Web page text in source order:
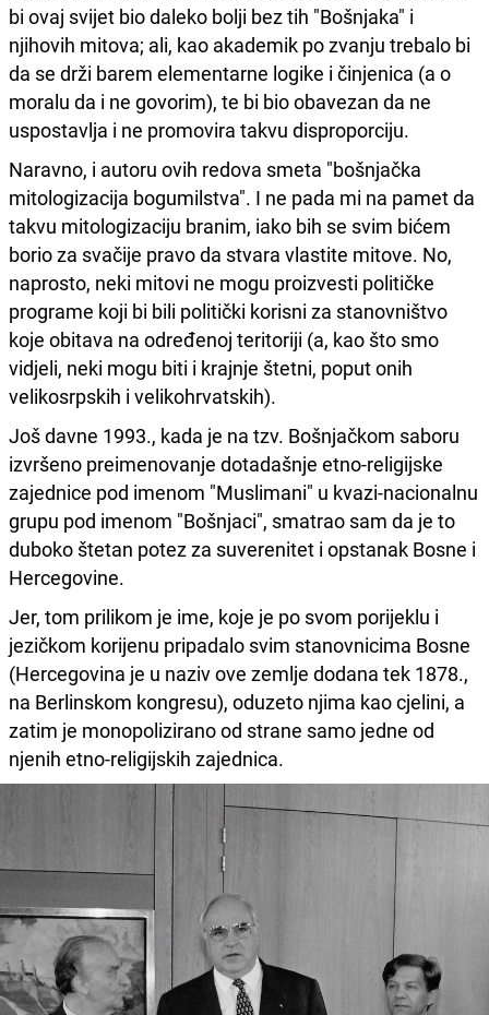
bi ovaj svijet bio daleko bolji bez tih "Bošnjaka" i
njihovih mitova; ali, kao akademik po zvanju trebalo bi
da se drži barem elementarne logike i činjenica (a o
moralu da i ne govorim), te bi bio obavezan da ne
uspostavlja i ne promovira takvu disproporciju.
Naravno, i autoru ovih redova smeta "bošnjačka
mitologizacija bogumilstva". I ne pada mi na pamet da
takvu mitologizaciju branim, iako bih se svim bićem
borio za svačije pravo da stvara vlastite mitove. No,
naprosto, neki mitovi ne mogu proizvesti političke
programe koji bi bili politički korisni za stanovništvo
koje obitava na određenoj teritoriji (a, kao što smo
vidjeli, neki mogu biti i krajnje štetni, poput onih
velikosrpskih i velikohrvatskih).
Još davne 1993., kada je na tzv. Bošnjačkom saboru
izvršeno preimenovanje dotadašnje etno-religijske
zajednice pod imenom "Muslimani" u kvazi-nacionalnu
grupu pod imenom "Bošnjaci", smatrao sam da je to
duboko štetan potez za suverenitet i opstanak Bosne i
Hercegovine.
Jer, tom prilikom je ime, koje je po svom porijeklu i
jezičkom korijenu pripadalo svim stanovnicima Bosne
(Hercegovina je u naziv ove zemlje dodana tek 1878.,
na Berlinskom kongresu), oduzeto njima kao cjelini, a
zatim je monopolizirano od strane samo jedne od
njenih etno-religijskih zajednica.